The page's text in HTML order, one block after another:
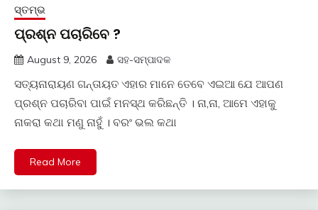
ସ୍ତମ୍ଭ
ପ୍ରଶ୍ନ ପଚାରିବେ ?
August 9, 2026 ସହ-ସମ୍ପାଦକ
ସତ୍ୟନାରାୟଣ ଗନ୍ତାୟତ ଏହାର ମାନେ ତେବେ ଏଇଆ ଯେ ଆପଣ
ପ୍ରଶ୍ନ ପଚାରିବା ପାଇଁ ମନସ୍ଥ କରିଛନ୍ତି । ନା,ନା, ଆମେ ଏହାକୁ
ନାକରା କଥା ମଣୁ ନାହୁଁ । ବରଂ ଭଲ କଥା
Read More